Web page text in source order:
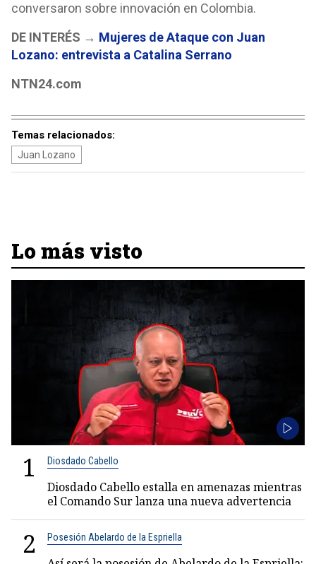
conversaron sobre innovación en Colombia.
DE INTERÉS → Mujeres de Ataque con Juan
Lozano: entrevista a Catalina Serrano
NTN24.com
Temas relacionados:
Juan Lozano
Lo más visto
1 Diosdado Cabello
Diosdado Cabello estalla en amenazas mientras
el Comando Sur lanza una nueva advertencia
2 Posesión Abelardo de la Espriella